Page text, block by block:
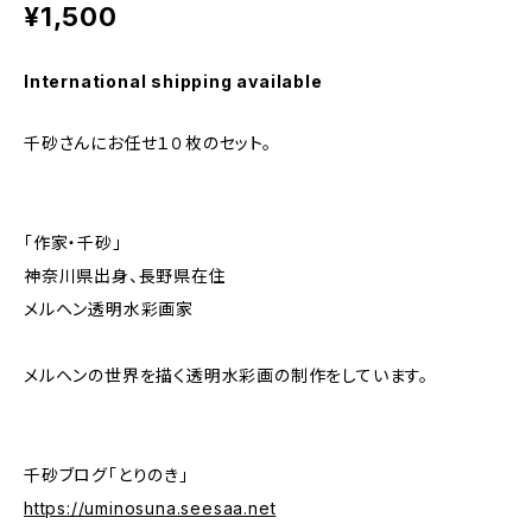
¥1,500
International shipping available
千砂さんにお任せ１０枚のセット。
「作家・千砂」
神奈川県出身、長野県在住
メルヘン透明水彩画家
メルヘンの世界を描く透明水彩画の制作をしています。
千砂ブログ「とりのき」
https://uminosuna.seesaa.net